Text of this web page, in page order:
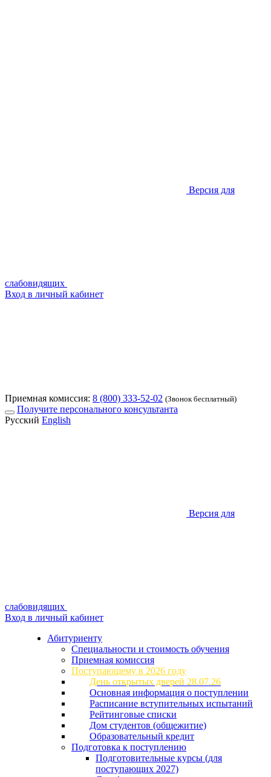
Версия для
слабовидящих
Вход в личный кабинет
Приемная комиссия: 8 (800) 333-52-02 (Звонок бесплатный)
Получите персонального консультанта
Русский English
Версия для
слабовидящих
Вход в личный кабинет
Абитуриенту
Специальности и стоимость обучения
Приемная комиссия
Поступающему в 2026 году
День открытых дверей 28.07.26
Основная информация о поступлении
Расписание вступительных испытаний
Рейтинговые списки
Дом студентов (общежитие)
Образовательный кредит
Подготовка к поступлению
Подготовительные курсы (для
поступающих 2027)